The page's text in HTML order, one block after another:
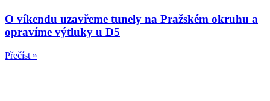
O víkendu uzavřeme tunely na Pražském okruhu a
opravíme výtluky u D5
Přečíst »